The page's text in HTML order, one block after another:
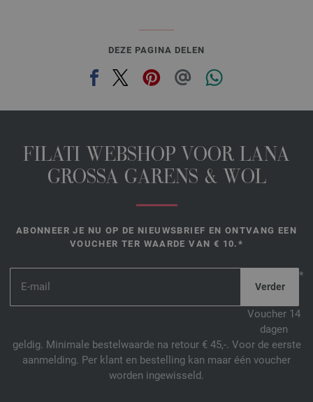
DEZE PAGINA DELEN
FILATI WEBSHOP VOOR LANA
GROSSA GARENS & WOL
ABONNEER JE NU OP DE NIEUWSBRIEF EN ONTVANG EEN
VOUCHER TER WAARDE VAN € 10.*
*
Voucher 14
dagen
geldig. Minimale bestelwaarde na retour € 45,-. Voor de eerste
aanmelding. Per klant en bestelling kan maar één voucher
worden ingewisseld.